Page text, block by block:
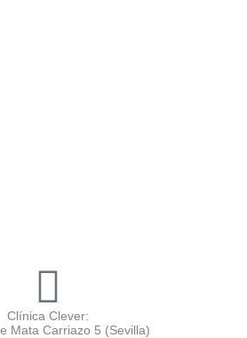
Clínica Clever:
Mata Carriazo 5 (Sevilla)